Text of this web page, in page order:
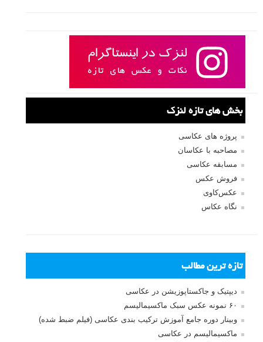
بخش های تازه لنزک
پروژه های عکاسی
مصاحبه با عکاسان
مسابقه عکاسی
فروش عکس
عکس‌کاوی
نگاه عکاس
تازه ترین مطالب
دیپتیک و جاکستا‌پوزیشن در عکاسی
۶۰ نمونه عکس سبک ماکسیمالیسم
وبینار دوره جامع آموزش ترکیب بندی عکاسی (فیلم ضبط شده)
ماکسیمالیسم در عکاسی